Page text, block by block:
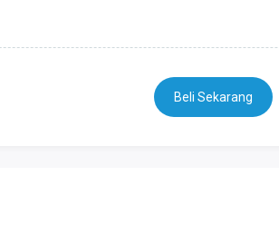
Beli Sekarang